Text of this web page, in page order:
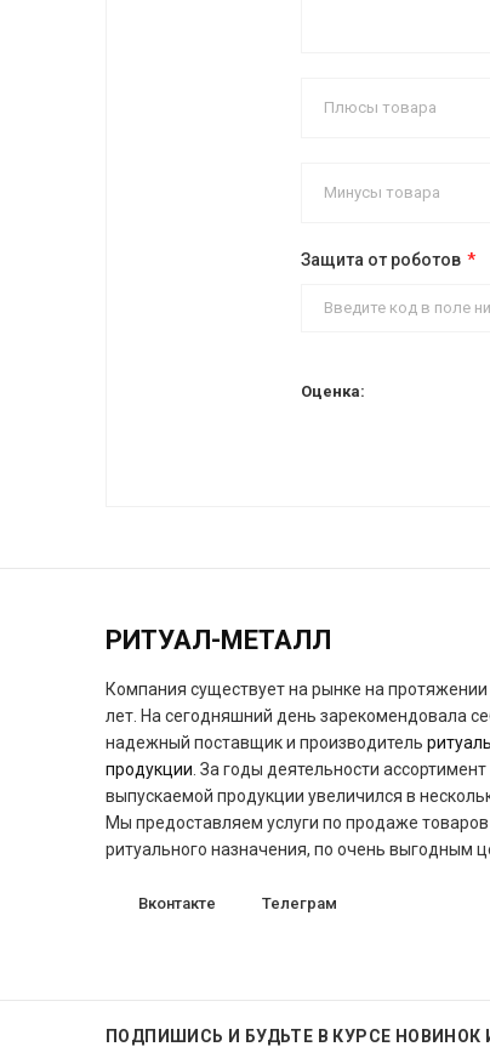
Защита от роботов
Оценка:
РИТУАЛ-МЕТАЛЛ
Компания существует на рынке на
лет. На сегодняшний день зарекомендовала
надежный поставщик и производитель
продукции . За годы деятельности ассортимент
выпускаемой продукции увеличился в
Мы предоставляем услуги по продаже товаров
ритуального назначения, по очень выгодным
Вконтакте Телеграм
ПОДПИШИСЬ И БУДЬТЕ В КУРСЕ НОВИНОК